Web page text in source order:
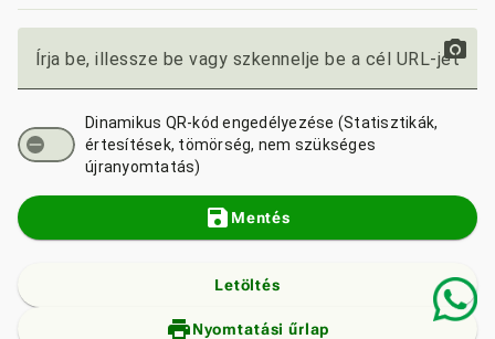
Írja be, illessze be vagy szkennelje be a cél URL-jét
photo_camera
Dinamikus QR-kód engedélyezése (Statisztikák,
értesítések, tömörség, nem szükséges
újranyomtatás)
save Mentés
Letöltés
print_add
Nyomtatási űrlap